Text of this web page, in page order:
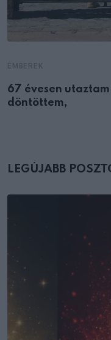
67 évesen
döntöttem,
LEGÚJABB